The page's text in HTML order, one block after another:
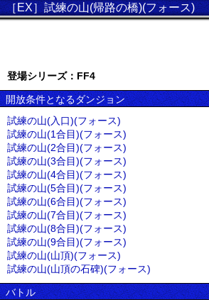
［EX］試練の山(帰路の橋)(フォース)
登場シリーズ：FF4
開放条件となるダンジョン
試練の山(入口)(フォース)
試練の山(1合目)(フォース)
試練の山(2合目)(フォース)
試練の山(3合目)(フォース)
試練の山(4合目)(フォース)
試練の山(5合目)(フォース)
試練の山(6合目)(フォース)
試練の山(7合目)(フォース)
試練の山(8合目)(フォース)
試練の山(9合目)(フォース)
試練の山(山頂)(フォース)
試練の山(山頂の石碑)(フォース)
バトル